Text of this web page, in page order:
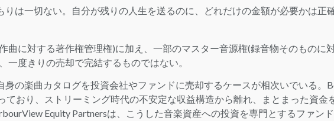
りは一切ない。自分が残りの人生を送るのに、どれだけの金額が必要かは正
曲に対する著作権管理権)に加え、一部のマスター音源権(録音物そのものに
度きりの売却で完結するものではない。
の楽曲カタログを投資会社やファンドに売却するケースが相次いでいる。
ており、ストリーミング時代の不安定な収益構造から離れ、まとまった資金
Equity Partnersは、こうした音楽資産への投資を専門とするファン